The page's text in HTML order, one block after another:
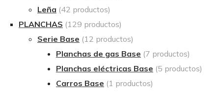
Leña (42 productos)
PLANCHAS (129 productos)
Serie Base (12 productos)
Planchas de gas Base (7 productos)
Planchas eléctricas Base (5 productos)
Carros Base (1 productos)